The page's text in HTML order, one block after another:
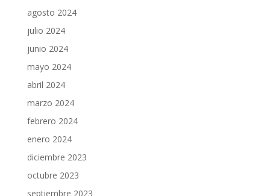
agosto 2024
julio 2024
junio 2024
mayo 2024
abril 2024
marzo 2024
febrero 2024
enero 2024
diciembre 2023
octubre 2023
septiembre 2023